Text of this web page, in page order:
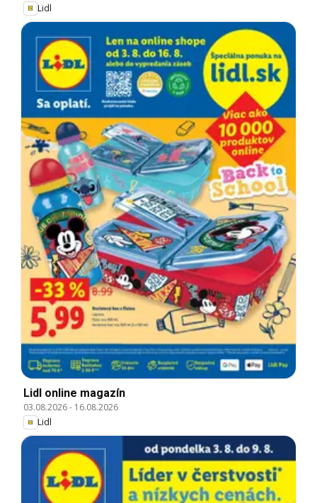
Lidl
Lidl online magazín
03.08.2026- 16.08.2026
Lidl